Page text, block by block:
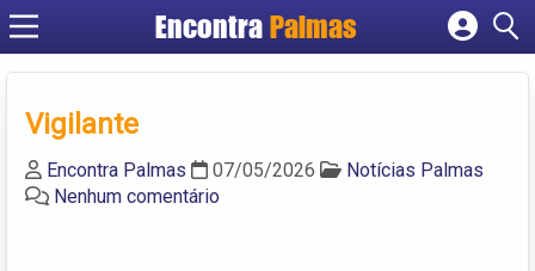
Encontra Palmas
Cadastrar empresa
Vigilante
Encontra Palmas 07/05/2026
Notícias Palmas
Nenhum comentário